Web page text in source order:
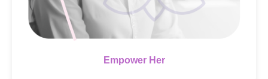
Empower Her